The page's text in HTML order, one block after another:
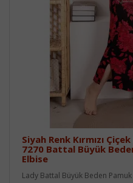
Siyah Renk Kırmızı
7270 Battal Büyük
Elbise
Lady Battal Büyük Beden